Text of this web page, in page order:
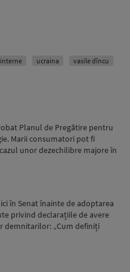
ucraina vasile dîncu
Planul de Pregătire pentru
Marii consumatori pot fi
unor dezechilibre majore în
în Senat înainte de adoptarea
privind declarațiile de avere
demnitarilor: „Cum definiți